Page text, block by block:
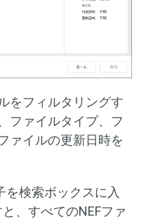
をフィルタリングす
ファイルタイプ、フ
ァイルの更新日時を
を検索ボックスに入
、すべてのNEFファ